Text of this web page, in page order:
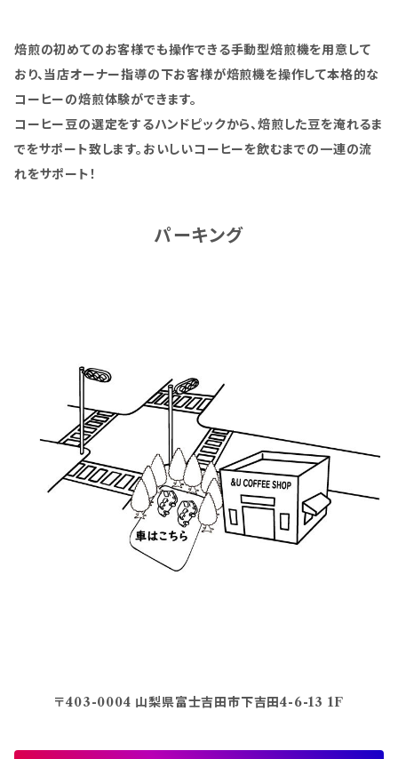
焙煎の初めてのお客様でも操作できる手動型焙煎機を用意して
おり、当店オーナー指導の下お客様が焙煎機を操作して本格的な
コーヒーの焙煎体験ができます。
コーヒー豆の選定をするハンドピックから、焙煎した豆を淹れるま
でをサポート致します。おいしいコーヒーを飲むまでの一連の流
れをサポート！
パーキング
〒403-0004 山梨県富士吉田市下吉田4-6-13 1F